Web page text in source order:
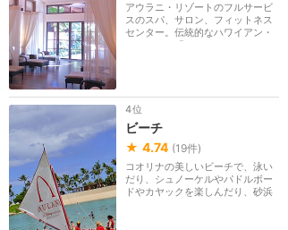
アウラニ・リゾートのフルサービ
スのスパ、サロン、フィットネス
センター。伝統的なハワイアン・
マッサージ「ロミ...
4位
ビーチ
★ 4.74 (19件)
コオリナの美しいビーチで、泳い
だり、シュノーケルやパドルボー
ドやカヤックを楽しんだり、砂浜